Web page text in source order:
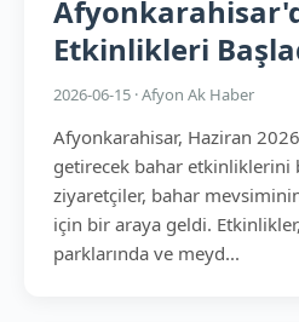
Etkinlikleri
2026-06-15 · Afyon Ak Haber
Afyonkarahisar, Haziran
getirecek bahar etkinliklerini
ziyaretçiler, bahar
için bir araya geldi.
parklarında ve meyd...